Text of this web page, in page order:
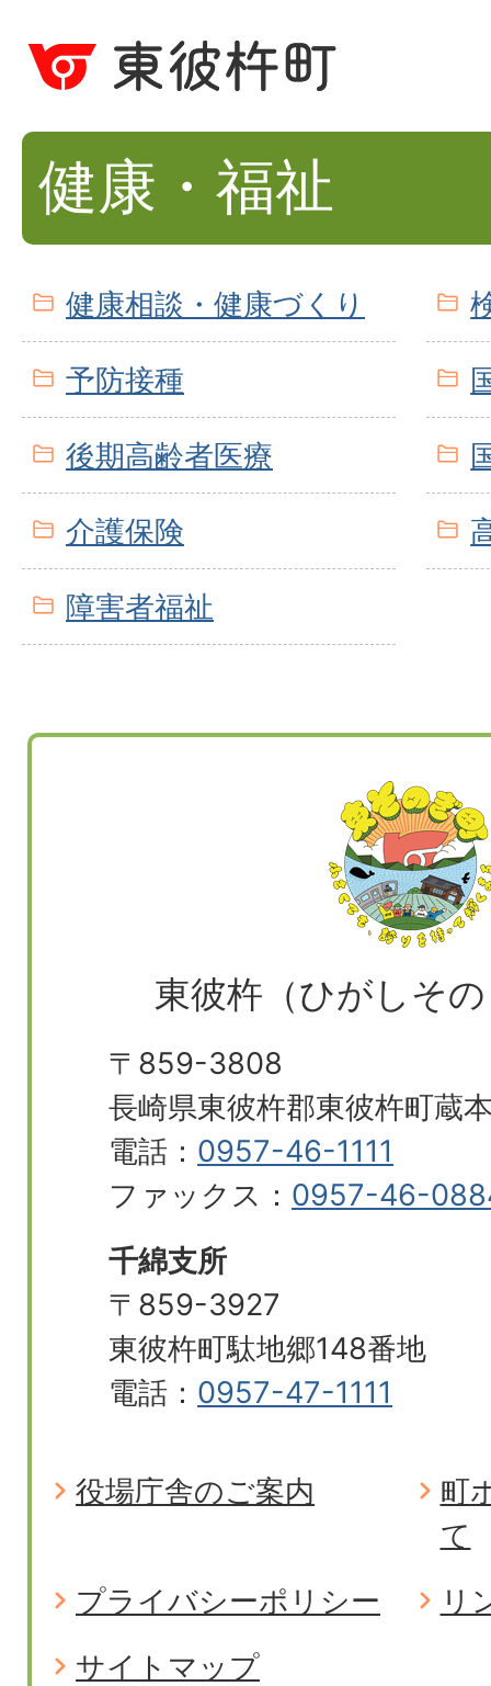
健康・福祉
健康相談・健康づくり
予防接種
後期高齢者医療
介護保険
障害者福祉
東彼杵（ひがしそ
〒859-3808
長崎県東彼杵郡東彼杵町蔵
電話： 0957-46-1111
ファックス： 0957-46-
千綿支所
〒859-3927
東彼杵町駄地郷148番地
電話： 0957-47-1111
役場庁舎のご案内
町
て
プライバシーポリシー
リ
サイトマップ